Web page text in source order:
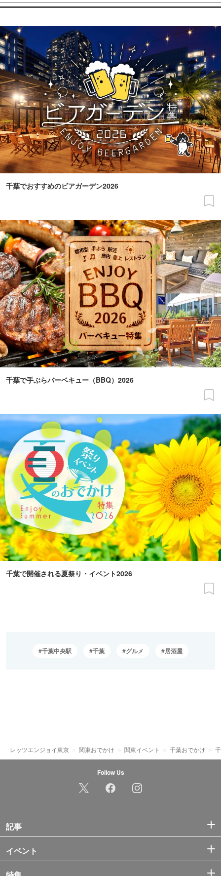
千葉でおすすめのビアガーデン2026
千葉で手ぶらバーベキュー（BBQ）2026
千葉で開催される夏祭り・イベント2026
千葉中央駅 千葉 グルメ 居酒屋
レッツエンジョイ東京 関東おでかけ 関東イベント 千葉おでかけ
Follow Us
記事
イベント